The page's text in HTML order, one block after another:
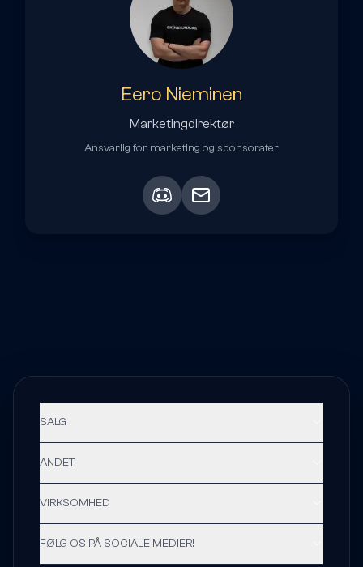
Eero Nieminen
Marketingdirektør
Ansvarlig for marketing og sponsorater
SALG
ANDET
VIRKSOMHED
FØLG OS PÅ SOCIALE MEDIER!